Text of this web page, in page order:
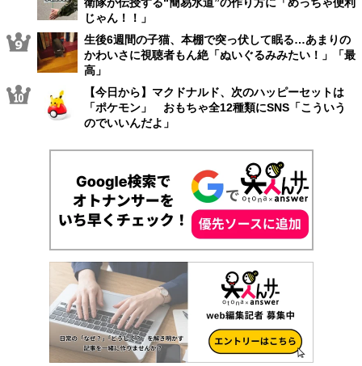
じゃん！！」
生後6週間の子猫、本棚で突っ伏して眠る…あまりの
かわいさに視聴者もん絶「ぬいぐるみみたい！」「最
高」
【今日から】マクドナルド、次のハッピーセットは
「ポケモン」 おもちゃ全12種類にSNS「こういう
のでいいんだよ」